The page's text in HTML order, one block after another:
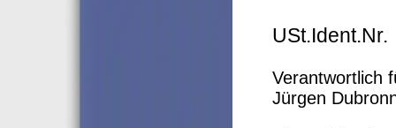
Verantwortlich
Jürgen